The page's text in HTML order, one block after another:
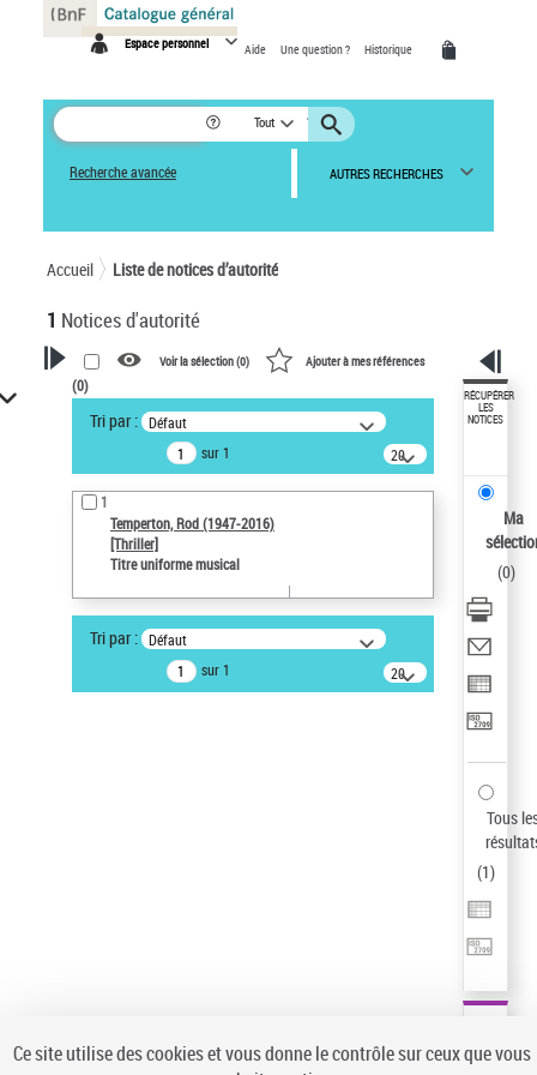
Espace personnel Aide Une question ? Historique
Tout
Recherche avancée AUTRES RECHERCHES
Accueil Liste de notices d’autorité
1 Notices d'autorité
VOTRE RECHERCHE
Recherche avancée dans les
notices d’autorité
Œuvres liées à l'auteur :
Temperton, Rod (1947-2016)
Auteur d’œuvre
Type de notice d'autorité
Voir la sélection (0) Ajouter à mes références
(0)
Tri par : Défaut
sur 1
20
résultats/page
1
Temperton, Rod (1947-2016)
[Thriller]
Titre uniforme musical
Tri par : Défaut
sur 1
20
résultats/page
RÉCUPÉRER
LES
NOTICES
Ma
(0)
Tous
(1)
Panneau de gestion des cookies
Ce site utilise des cookies et vous donne le contrôle sur ceux que vous